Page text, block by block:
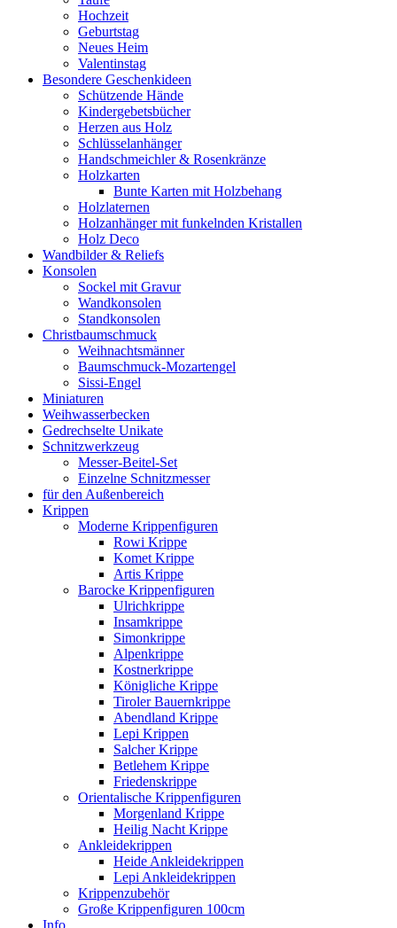
Hochzeit
Geburtstag
Neues Heim
Valentinstag
Besondere Geschenkideen
Schützende Hände
Kindergebetsbücher
Herzen aus Holz
Schlüsselanhänger
Handschmeichler & Rosenkränze
Holzkarten
Bunte Karten mit Holzbehang
Holzlaternen
Holzanhänger mit funkelnden Kristallen
Holz Deco
Wandbilder & Reliefs
Konsolen
Sockel mit Gravur
Wandkonsolen
Standkonsolen
Christbaumschmuck
Weihnachtsmänner
Baumschmuck-Mozartengel
Sissi-Engel
Miniaturen
Weihwasserbecken
Gedrechselte Unikate
Schnitzwerkzeug
Messer-Beitel-Set
Einzelne Schnitzmesser
für den Außenbereich
Krippen
Moderne Krippenfiguren
Rowi Krippe
Komet Krippe
Artis Krippe
Barocke Krippenfiguren
Ulrichkrippe
Insamkrippe
Simonkrippe
Alpenkrippe
Kostnerkrippe
Königliche Krippe
Tiroler Bauernkrippe
Abendland Krippe
Lepi Krippen
Salcher Krippe
Betlehem Krippe
Friedenskrippe
Orientalische Krippenfiguren
Morgenland Krippe
Heilig Nacht Krippe
Ankleidekrippen
Heide Ankleidekrippen
Lepi Ankleidekrippen
Krippenzubehör
Große Krippenfiguren 100cm
Info